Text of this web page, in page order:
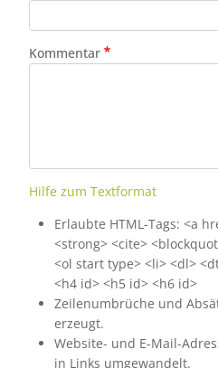
Kommentar
Hilfe zum Textformat
Erlaubte HTML-Tags: <a
<strong> <cite>
<ol start type> <li> <dl>
<h4 id> <h5 id> <h6 id>
Zeilenumbrüche und
erzeugt.
Website- und E-Mail-
in Links umgewandelt.